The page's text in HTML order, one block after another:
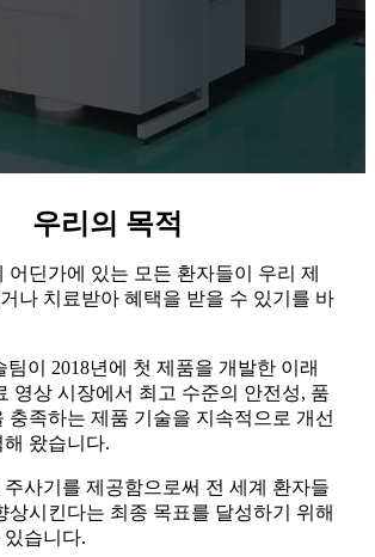
우리의 목적
어딘가에 있는 모든 환자들이 우리 제
나 치료받아 혜택을 받을 수 있기를 바
팀이 2018년에 첫 제품을 개발한 이래
영상 시장에서 최고 수준의 안전성, 품
충족하는 제품 기술을 지속적으로 개선
왔습니다.
사기를 제공함으로써 전 세계 환자들
상시킨다는 최종 목표를 달성하기 위해
습니다.